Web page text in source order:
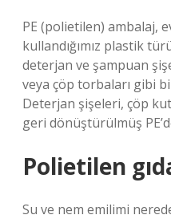
PE (polietilen) ambalaj,
kullandığımız plastik
deterjan ve şampuan
veya çöp torbaları gibi
Deterjan şişeleri, çöp
geri dönüştürülmüş
Polietilen
Su ve nem emilimi